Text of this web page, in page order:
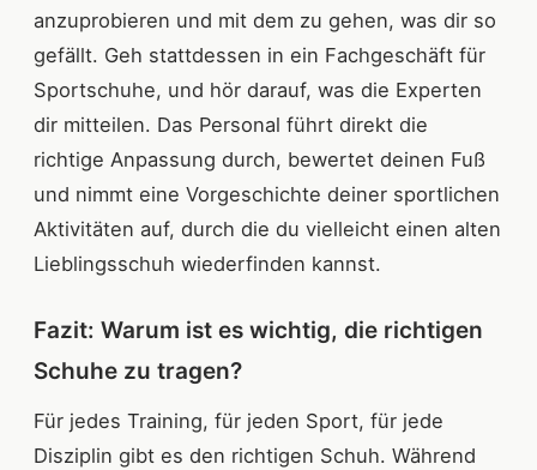
anzuprobieren und mit dem zu gehen, was dir so
gefällt. Geh stattdessen in ein Fachgeschäft für
Sportschuhe, und hör darauf, was die Experten
dir mitteilen. Das Personal führt direkt die
richtige Anpassung durch, bewertet deinen Fuß
und nimmt eine Vorgeschichte deiner sportlichen
Aktivitäten auf, durch die du vielleicht einen alten
Lieblingsschuh wiederfinden kannst.
Fazit: Warum ist es wichtig, die richtigen
Schuhe zu tragen?
Für jedes Training, für jeden Sport, für jede
Disziplin gibt es den richtigen Schuh. Während